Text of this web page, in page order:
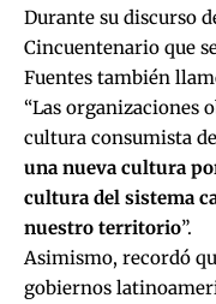
Durante su discurso
Cincuentenario que
Fuentes también
“Las organizaciones
cultura consumista
una nueva cultura
cultura del sistema
nuestro territorio”.
Asimismo, recordó
gobiernos